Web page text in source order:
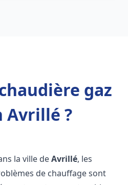
gaz
Avrillé ?
la ville deAvrillé, les
de chauffage sont